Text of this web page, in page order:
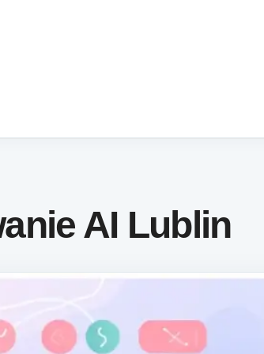
AI Lublin